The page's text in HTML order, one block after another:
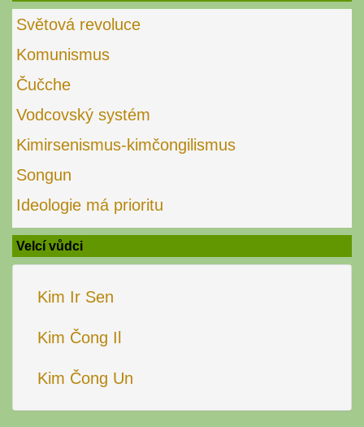
Světová revoluce
Komunismus
Čučche
Vodcovský systém
Kimirsenismus-kimčongilismus
Songun
Ideologie má prioritu
Velcí vůdci
Kim Ir Sen
Kim Čong Il
Kim Čong Un